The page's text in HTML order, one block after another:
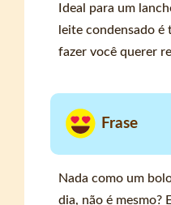
Ideal para um
leite condensado é
fazer você querer
Frase
Nada como um
dia, não é mesmo?